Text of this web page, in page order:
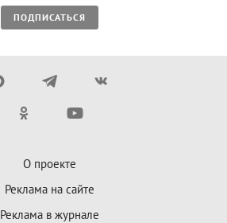
ПОДПИСАТЬСЯ
О проекте
Реклама на сайте
Реклама в журнале